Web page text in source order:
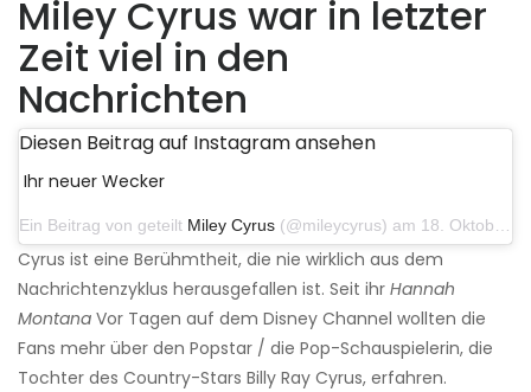
Miley Cyrus war in letzter
Zeit viel in den
Nachrichten
Diesen Beitrag auf Instagram ansehen
Ihr neuer Wecker
Ein Beitrag von geteilt Miley Cyrus (@mileycyrus) am 18. Oktober 2019 um 19:03 Uhr PDT
Cyrus ist eine Berühmtheit, die nie wirklich aus dem
Nachrichtenzyklus herausgefallen ist. Seit ihr Hannah
Montana Vor Tagen auf dem Disney Channel wollten die
Fans mehr über den Popstar / die Pop-Schauspielerin, die
Tochter des Country-Stars Billy Ray Cyrus, erfahren.